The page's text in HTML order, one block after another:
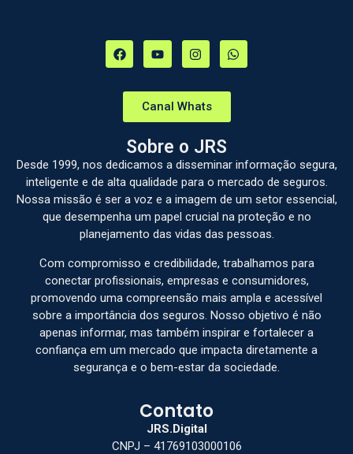
Canal Whats
Sobre o JRS
Desde 1999, nos dedicamos a disseminar informação segura,
inteligente e de alta qualidade para o mercado de seguros.
Nossa missão é ser a voz e a imagem de um setor essencial,
que desempenha um papel crucial na proteção e no
planejamento das vidas das pessoas.
Com compromisso e credibilidade, trabalhamos para
conectar profissionais, empresas e consumidores,
promovendo uma compreensão mais ampla e acessível
sobre a importância dos seguros. Nosso objetivo é não
apenas informar, mas também inspirar e fortalecer a
confiança em um mercado que impacta diretamente a
segurança e o bem-estar da sociedade.
Contato
JRS.Digital
CNPJ – 41769103000106